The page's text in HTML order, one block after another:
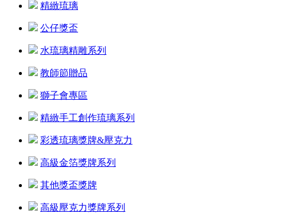
精緻琉璃
公仔獎盃
水琉璃精雕系列
教師節贈品
獅子會專區
精緻手工創作琉璃系列
彩透琉璃獎牌&壓克力
高級金箔獎牌系列
其他獎盃獎牌
高級壓克力獎牌系列